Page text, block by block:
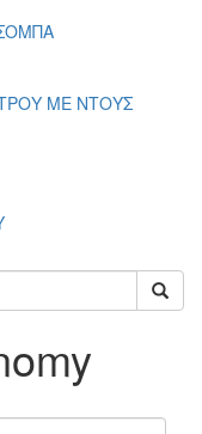
ΜΕ ΝΤΟΥΣ